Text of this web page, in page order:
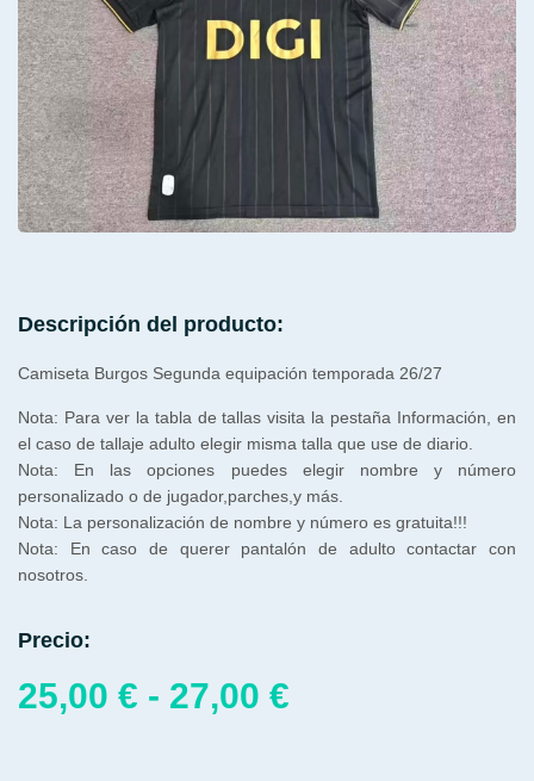
Descripción del producto:
Camiseta Burgos Segunda equipación temporada 26/27
Nota: Para ver la tabla de tallas visita la pestaña Información, en
el caso de tallaje adulto elegir misma talla que use de diario.
Nota: En las opciones puedes elegir nombre y número
personalizado o de jugador,parches,y más.
Nota: La personalización de nombre y número es gratuita!!!
Nota: En caso de querer pantalón de adulto contactar con
nosotros.
Precio:
25,00 € - 27,00 €